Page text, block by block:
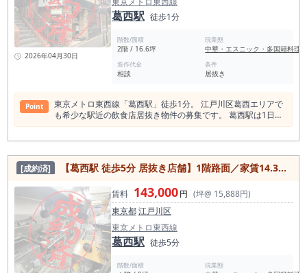
はなく、継続的な売上を積み上げやすい環境が整っています。
■ 駅徒歩2分×1階路面｜自然集客が見込めるポジション 駅徒歩
2分という近さに加え、1階路面という条件は飲食店において重
要な要素です。 来店動機の多くが「視認性」と「入りやすさ」
に依存する中で、 ・通行人の目に入りやすい ・ふらっと立ち
寄りやすい ・看板効果を最大化できる といったメリットがあ
ります。 特に葛西エリアのような生活動線型の街では、こ
しっかり売上を作れる中規模店舗 本物件は約26.86坪の広さを
有しており、 ・客席数を確保できる ・グループ利用に対応で
きる ・回転だけでなく客単価も狙える というバランスの良い
サイズ感です。 小箱と比較すると、売上の上限を引き上げやす
く、 一方で大型店ほどの固定費リスクも抑えられる“実用的な
広さ”です。 しっかりとした店舗運営を考えている方にとっ
て、現実的な選択肢となります。 ■ 韓国料理店居抜き｜同業態
ならスムーズに開業可能 本物件は韓国料理店の居抜きであり、
・厨房設備の活用 ・内装の流用 ・レイアウトの親和性 が期待
できます。 特に韓国料理業態での出店を検討している場合、
初期投資を抑えつつスピード感のある開業が可能です。 ■ 韓国
料理は周辺7件のみ｜競合が少ないエリア 葛西駅半径500m圏
内には飲食店が約301件存在しますが、 その中で韓国料理はわ
ずか7件に留まります。 これはつまり、 「需要はあるが供給が
多すぎない状態」 であり、出店ポジションを確保しやすい環境
です。 過度な競争に巻き込まれず、 エリア内での認知を取り
2026年04月30日
葛西駅 徒歩1分
階数/面積
2階 / 16.6坪
現業態
中華・エスニック・多国籍料理
造作代金
相談
条件
居抜き
Point
東京メトロ東西線「葛西駅」徒歩1分。 江戸川区葛西エリアで
も希少な駅近の飲食店居抜き物件の募集です。 葛西駅は1日平
均乗降人員約99,000人を誇る東西線有数の利用駅で、周辺には
店エリアで募集が出た、中華居酒屋の居抜き物件です。 葛西駅
は2024年度の1日平均乗降人員が約99,258人と、東京メトロ東
西線の中でも利用者数が多い駅の一つ。 近年は利用者数も回復
傾向にあり、10万人規模の利用がある生活導線の強いエリアと
して飲食店需要が非常に高い地域です。 また、葛西駅半径
500m圏内には飲食店が約301店舗あり、飲食業が成立しやす
いマーケットが形成されています。 その中でも中華料理店はわ
ずか18店舗程度と、業態バランスとしてもまだ出店余地がある
エリアです。 本物件はその葛西駅の北口を出てすぐの好立地。
駅から徒歩1分というアクセスの良さに加え、角地に位置する
ため視認性が非常に高い店舗となっています。 建物は2階店舗
[成約済] 【葛西駅 徒歩5分 居抜き店舗】1階路面／家賃14.3万円・約9坪｜江戸川区飲食店開業向け
賃料 143,000円 (坪@ 15,888円)
東京都江戸川区
東京メトロ東西線
葛西駅 徒歩5分
階数/面積 現業態